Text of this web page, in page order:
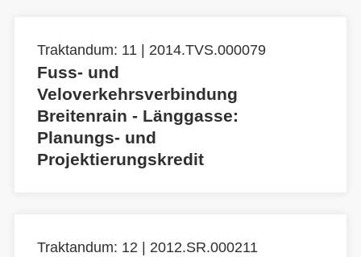
Traktandum: 11 | 2014.TVS.000079
Fuss- und
Veloverkehrsverbindung
Breitenrain - Länggasse:
Planungs- und
Projektierungskredit
Traktandum: 12 | 2012.SR.000211